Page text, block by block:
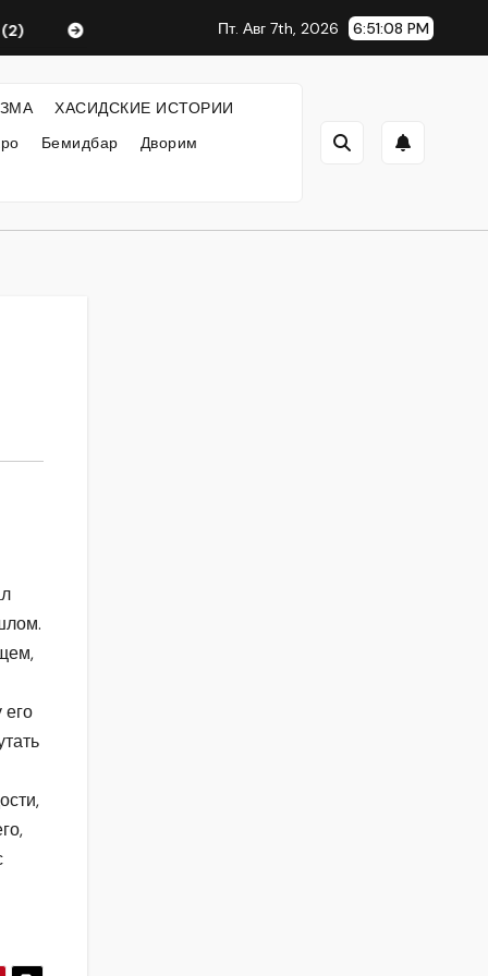
Любавический Ребе ФИЛОСОФИЯ ХАСИДИЗМА
Пт. Авг 7th, 2026 6:51:09 PM
ХАСИДСКИЕ ИСТОРИИ
Бемидбар Дворим
его